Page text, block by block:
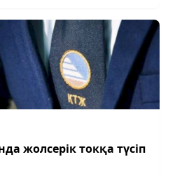
жолсерік токқа түсіп